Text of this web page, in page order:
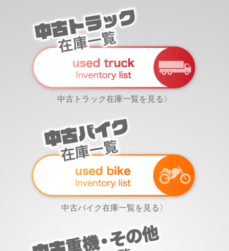
中古トラック在庫一覧を見る 〉
中古バイク在庫一覧を見る 〉